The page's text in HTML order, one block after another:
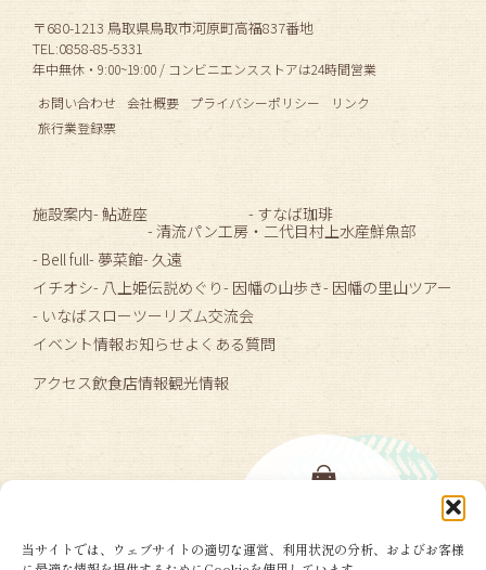
当サイトでは、ウェブサイトの適切な運営、利用状況の分析、およびお客様
〒680-1213 鳥取県鳥取市河原町高福837番地
TEL:0858-85-5331
年中無休・9:00~19:00 / コンビニエンスストアは24時間営業
お問い合わせ
会社概要 プライバシーポリシー
リンク
旅行業登録票
施設案内- 鮎遊座
- 清流パン工房
- すなば珈琲
・二代目村上水産鮮魚部
- Bell full- 夢菜館- 久遠
イチオシ- 八上姫伝説めぐり- 因幡の山歩き- 因幡の里山ツアー
- いなばスローツーリズム交流会
イベント情報お知らせよくある質問
アクセス飲食店情報観光情報